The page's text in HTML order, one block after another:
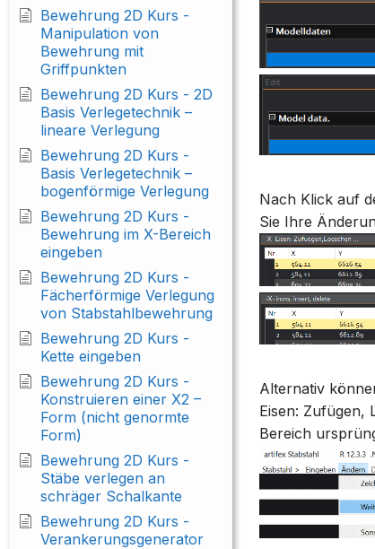
Bewehrung 2D Kurs -
Manipulation von
Bewehrung mit
Griffpunkten
Bewehrung 2D Kurs - 2D
Basis Verlegetechnik –
lineare Verlegung
Bewehrung 2D Kurs -
Basis Verlegetechnik –
bogenförmige Verlegung
Bewehrung 2D Kurs -
Bewehrung im X-Bereich
eingeben
Bewehrung 2D Kurs -
Fächerförmige Verlegung
von Stabstahlbewehrung
Bewehrung 2D Kurs -
Kette eingeben
Bewehrung 2D Kurs -
Konstruieren einer X2 –
Form (nicht genormte
Form)
Bewehrung 2D Kurs -
Stäbe verlegen an
schräger Schalkante
Bewehrung 2D Kurs -
Verankerungsgenerator
Nach Klick auf
Sie Ihre
Alternativ
Eisen: Zufügen,
Bereich